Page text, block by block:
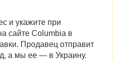
и укажите при
сайте Columbia в
Продавец отправит
а мы ее — в Украину.